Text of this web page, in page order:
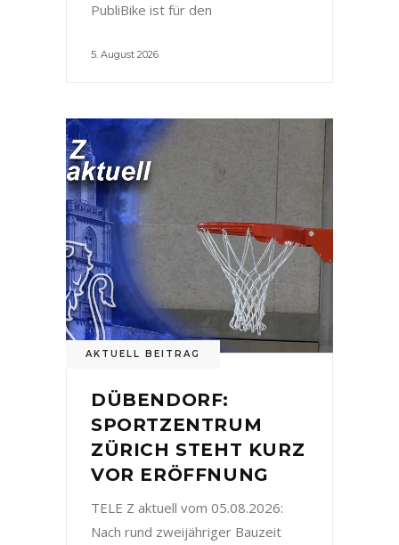
PubliBike ist für den
5. August 2026
AKTUELL BEITRAG
DÜBENDORF:
SPORTZENTRUM
ZÜRICH STEHT KURZ
VOR ERÖFFNUNG
TELE Z aktuell vom 05.08.2026:
Nach rund zweijähriger Bauzeit